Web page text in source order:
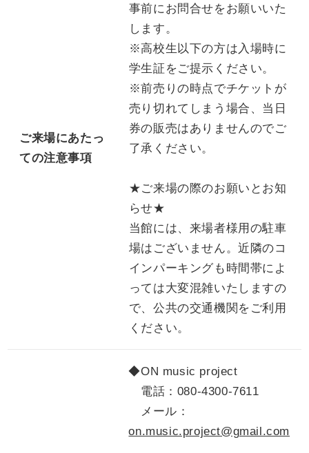
ご来場にあたっ
ての注意事項
事前にお問合せをお願いいた
します。
※高校生以下の方は入場時に
学生証をご提示ください。
※前売りの時点でチケットが
売り切れてしまう場合、当日
券の販売はありませんのでご
了承ください。
★ご来場の際のお願いとお知
らせ★
当館には、来場者様用の駐車
場はございません。近隣のコ
インパーキングも時間帯によ
っては大変混雑いたしますの
で、公共の交通機関をご利用
ください。
◆ON music project
電話： 080-4300-7611
メール：
on.music.project@gmail.com